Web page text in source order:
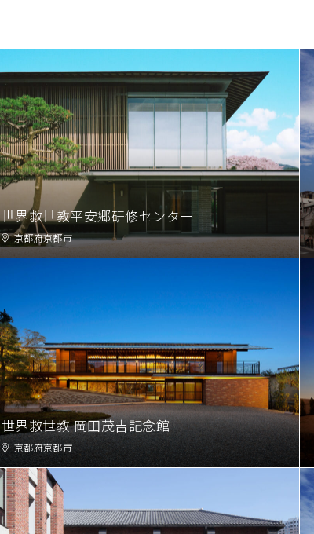
世界救世教平安郷研修センター
京都府京都市
世界救世教 岡田茂吉記念館
京都府京都市